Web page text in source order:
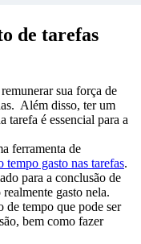
de tarefas
sua força de
Além disso, ter um
tarefa é essencial para a
ferramenta de
tempo gasto nas tarefas.
para a conclusão de
gasto nela.
de tempo que pode ser
bem como fazer